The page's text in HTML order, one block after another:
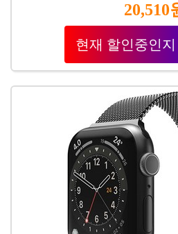
20,510
현재 할인중인지